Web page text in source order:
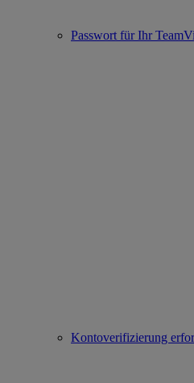
Passwort für Ihr
Kontoverifizierung